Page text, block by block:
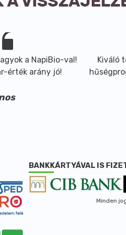
a NapiBio-val!
érték arány jó!
Kiváló
BANKKÁRTYÁVAL IS
Minden